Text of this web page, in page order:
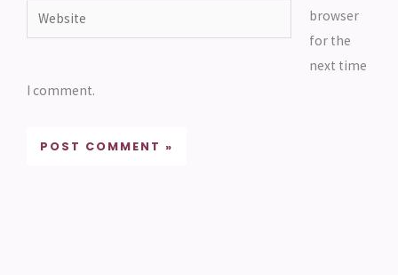
Website
browser
for the
next time
I comment.